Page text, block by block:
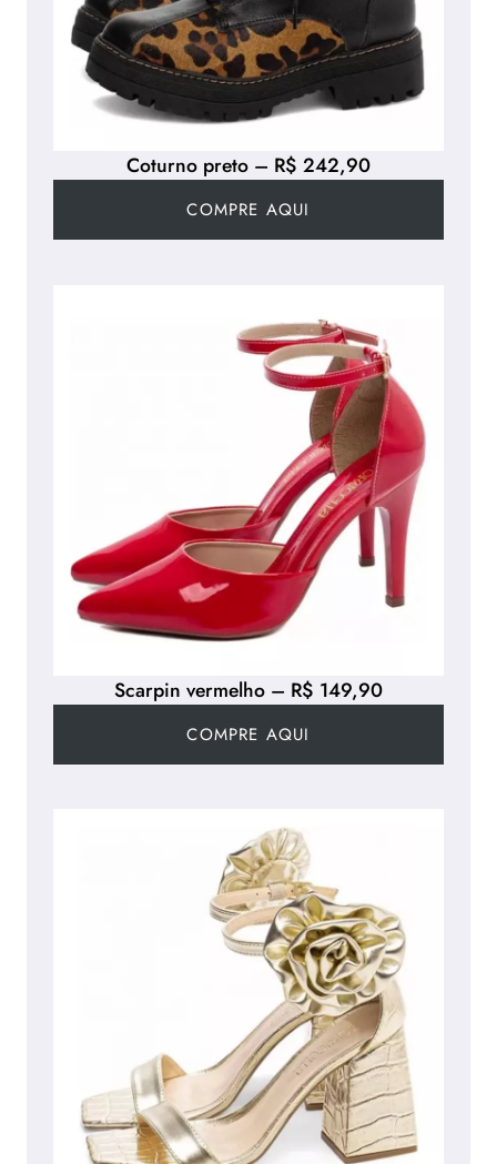
Coturno preto – R$ 242,90
COMPRE AQUI
Scarpin vermelho – R$ 149,90
COMPRE AQUI